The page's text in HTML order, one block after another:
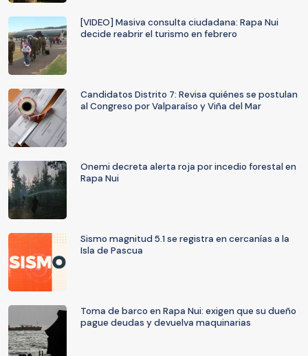
[VIDEO] Masiva consulta ciudadana: Rapa Nui
decide reabrir el turismo en febrero
Candidatos Distrito 7: Revisa quiénes se postulan
al Congreso por Valparaíso y Viña del Mar
Onemi decreta alerta roja por incedio forestal en
Rapa Nui
Sismo magnitud 5.1 se registra en cercanías a la
Isla de Pascua
Toma de barco en Rapa Nui: exigen que su dueño
pague deudas y devuelva maquinarias